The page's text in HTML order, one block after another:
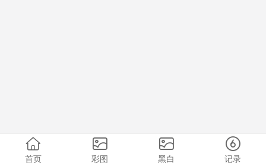
首页 彩图 黑白 记录